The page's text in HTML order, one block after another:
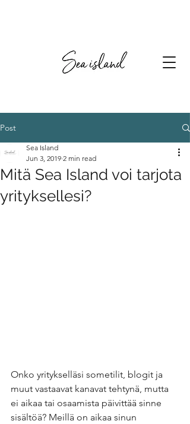
Post
Mitä Sea Island voi tarjota
yrityksellesi?
Sea Island
Jun 3, 2019 2 min read
Onko yritykselläsi sometilit, blogit ja
muut vastaavat kanavat tehtynä, mutta
ei aikaa tai osaamista päivittää sinne
sisältöä? Meillä on aikaa sinun